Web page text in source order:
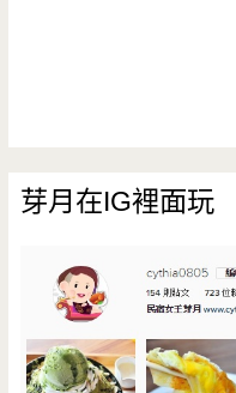
芽月在IG裡面玩